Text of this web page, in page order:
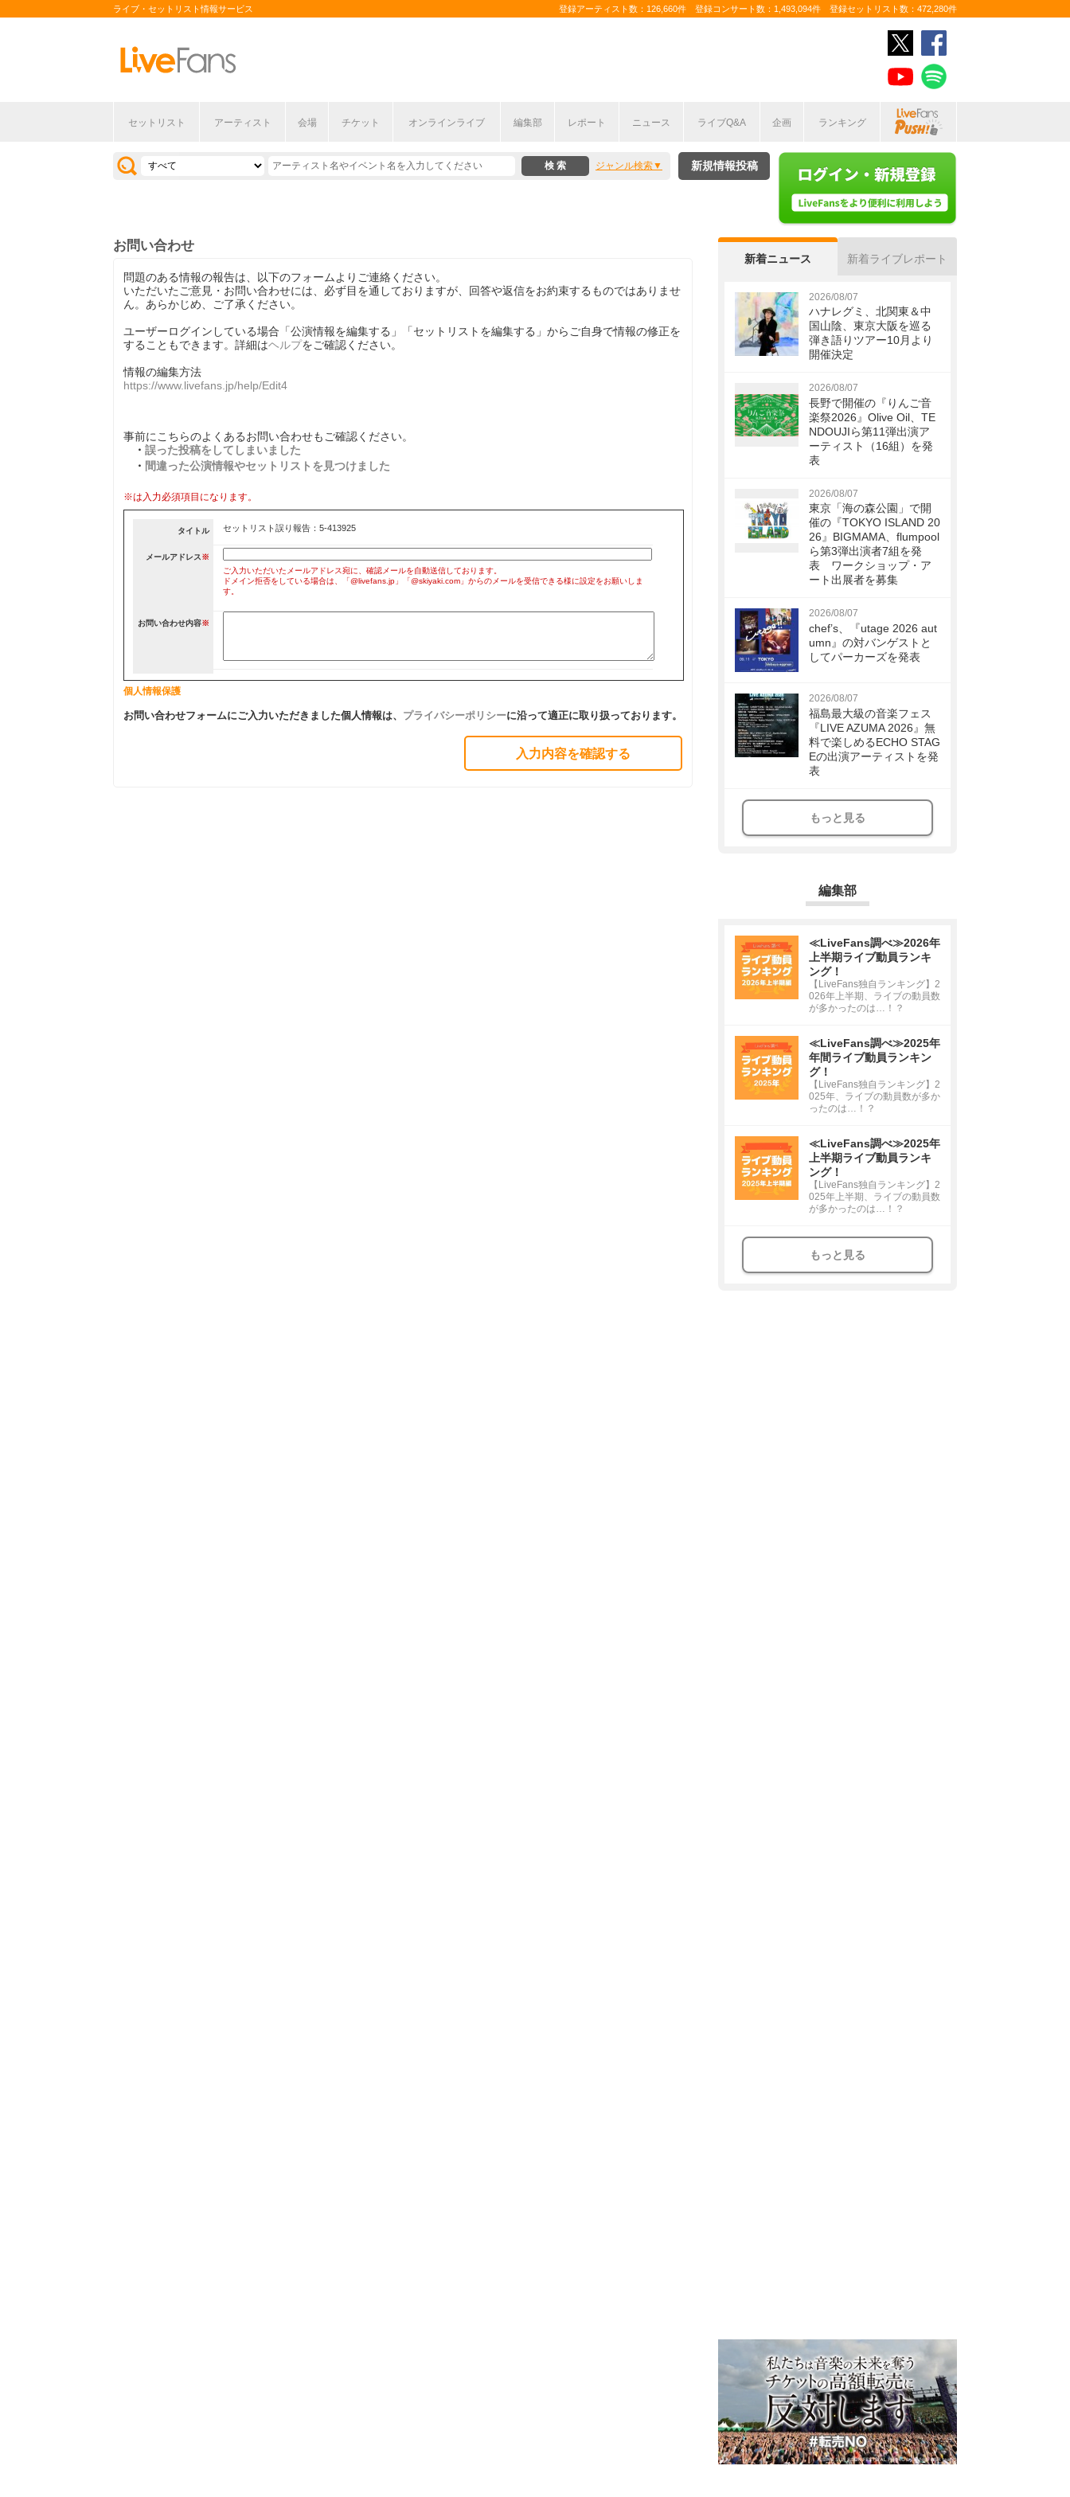
ライブ・セットリスト情報サービス 登録アーティスト数：126,660件 登録コンサート数：1,493,094件 登録セットリスト数：472,280件
セットリスト アーティスト 会場 チケット オンラインライブ 編集部 レポート ニュース ライブQ&A 企画 ランキング
ジャンル検索 新規情報投稿
お問い合わせ
問題のある情報の報告は、以下のフォームよりご連絡ください。
いただいたご意見・お問い合わせには、必ず目を通しておりますが、回答や返信をお約束するものではありませ
ん。あらかじめ、ご了承ください。
ユーザーログインしている場合「公演情報を編集する」「セットリストを編集する」からご自身で情報の修正を
することもできます。詳細はヘルプをご確認ください。
情報の編集方法
https://www.livefans.jp/help/Edit4
事前にこちらのよくあるお問い合わせもご確認ください。
・ 誤った投稿をしてしまいました
・ 間違った公演情報やセットリストを見つけました
※は入力必須項目になります。
タイトル セットリスト誤り報告：5-413925
メールアドレス※
ご入力いただいたメールアドレス宛に、確認メールを自動送信しております。
ドメイン拒否をしている場合は、「@livefans.jp」「@skiyaki.com」からのメールを受信できる様に設定をお願いしま
す。
お問い合わせ内容※
個人情報保護
お問い合わせフォームにご入力いただきました個人情報は、 プライバシーポリシーに沿って適正に取り扱っております。
入力内容を確認する
新着ニュース 新着ライブレポート
2026/08/07
ハナレグミ、北関東＆中
国山陰、東京大阪を巡る
弾き語りツアー10月より
開催決定
2026/08/07
長野で開催の『りんご音
楽祭2026』Olive Oil、TE
NDOUJIら第11弾出演ア
ーティスト（16組）を発
表
2026/08/07
東京「海の森公園」で開
催の『TOKYO ISLAND 20
26』BIGMAMA、flumpool
ら第3弾出演者7組を発
表 ワークショップ・ア
ート出展者を募集
2026/08/07
chef’s、『utage 2026 aut
umn』の対バンゲストと
してパーカーズを発表
2026/08/07
福島最大級の音楽フェス
『LIVE AZUMA 2026』無
料で楽しめるECHO STAG
Eの出演アーティストを発
表
もっと見る
編集部
≪LiveFans調べ≫2026年
上半期ライブ動員ランキ
ング！
【LiveFans独自ランキング】2
026年上半期、ライブの動員数
が多かったのは…！？
≪LiveFans調べ≫2025年
年間ライブ動員ランキン
グ！
【LiveFans独自ランキング】2
025年、ライブの動員数が多か
ったのは…！？
≪LiveFans調べ≫2025年
上半期ライブ動員ランキ
ング！
【LiveFans独自ランキング】2
025年上半期、ライブの動員数
が多かったのは…！？
もっと見る